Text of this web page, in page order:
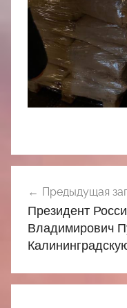
по
записям
Предыдущая
Президент
Владимирович